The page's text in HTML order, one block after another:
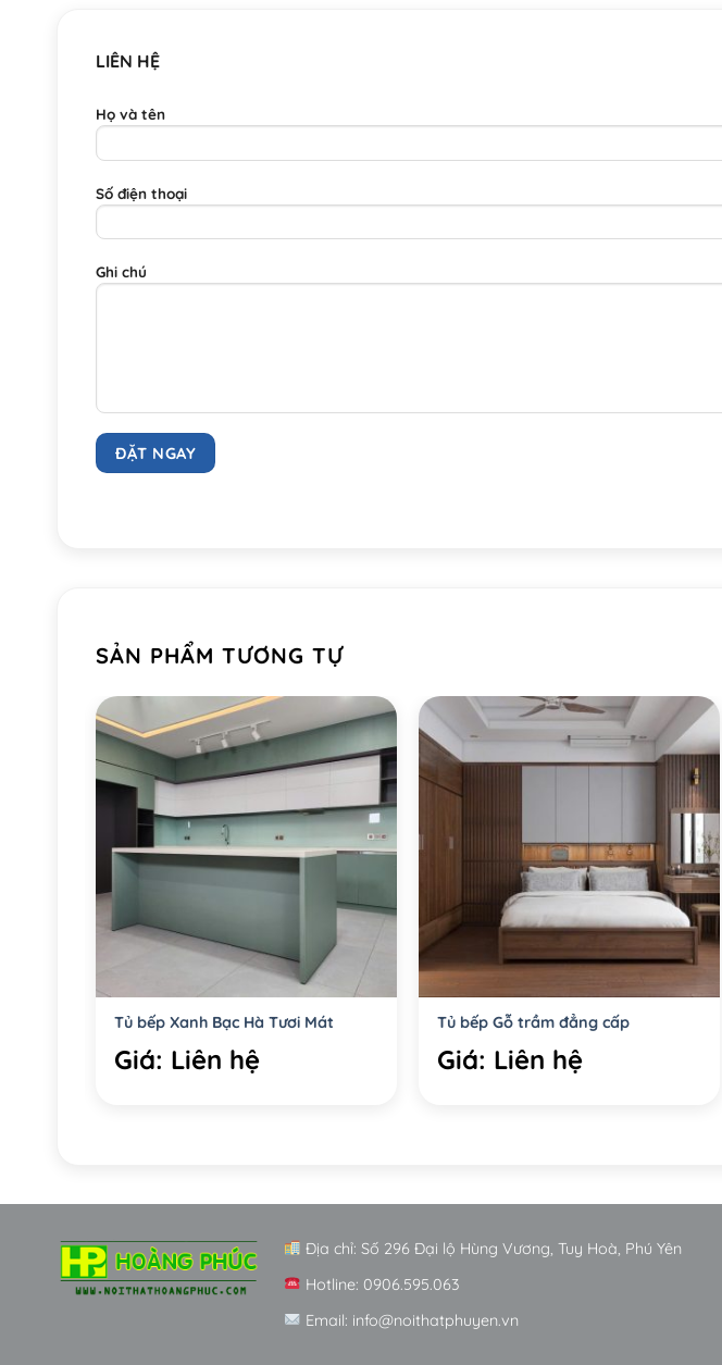
LIÊN HỆ
Họ và tên
Số điện thoại
Ghi chú
SẢN PHẨM TƯƠNG TỰ
Tủ bếp Xanh Bạc Hà Tươi Mát
Giá: Liên hệ
Tủ bếp Gỗ trầm đẳng cấp
Giá: Liên hệ
Địa chỉ: Số 296 Đại lộ Hùng Vương, Tuy Hoà, Phú Yên
Hotline: 0906.595.063
Email: info@noithatphuyen.vn